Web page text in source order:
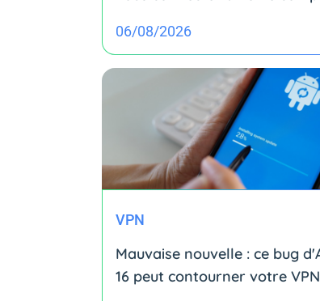
06/08/2026
VPN
Mauvaise nouvelle : ce bug
16 peut contourner votre VPN